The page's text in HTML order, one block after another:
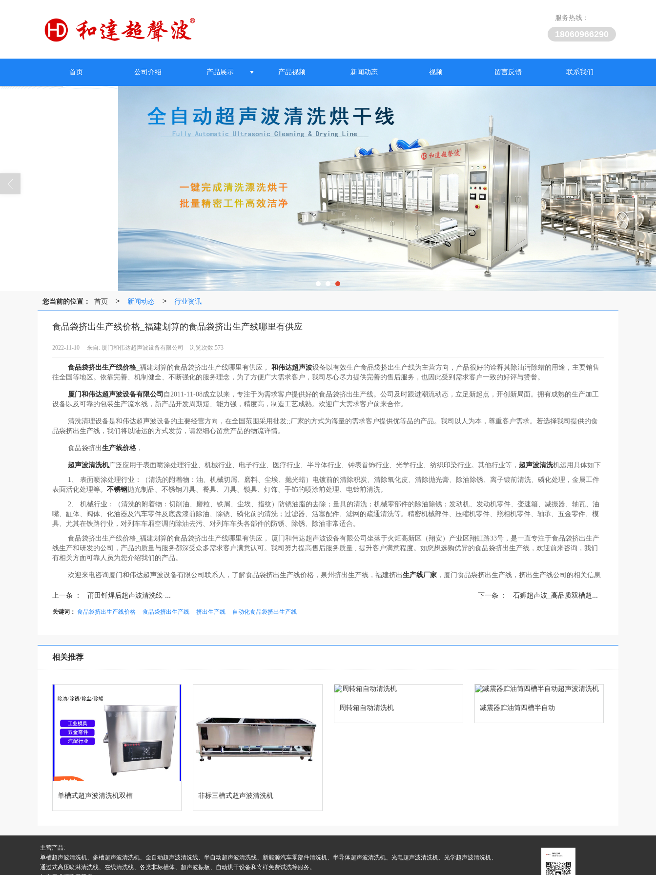
服务热线：
18060966290
首页 公司介绍 产品展示 产品视频 新闻动态 视频 留言反馈 联系我们
您当前的位置： 首页 > 新闻动态 > 行业资讯
食品袋挤出生产线价格_福建划算的食品袋挤出生产线哪里有供应
2022-11-10 来自: 厦门和伟达超声波设备有限公司 浏览次数:573
食品袋挤出生产线价格_福建划算的食品袋挤出生产线哪里有供应， 和伟达超声波设备以有效生产食品袋挤出生产线为主营方向，产品很好的诠释其除油污除蜡的用途，主要销售
往全国等地区。依靠完善、机制健全、不断强化的服务理念，为了方便广大需求客户，我司尽心尽力提供完善的售后服务，也因此受到需求客户一致的好评与赞誉。
厦门和伟达超声波设备有限公司 自2011-11-08成立以来，专注于为需求客户提供好的食品袋挤出生产线。公司及时跟进潮流动态，立足新起点，开创新局面。拥有成熟的生产加工
设备以及可靠的包装生产流水线，新产品开发周期短、能力强，精度高，制造工艺成熟。欢迎广大需求客户前来合作。
清洗清理设备是和伟达超声波设备的主要经营方向，在全国范围采用批发;;厂家的方式为海量的需求客户提供优等品的产品。我司以人为本，尊重客户需求。若选择我司提供的食
品袋挤出生产线，我们将以陆运的方式发货，请您细心留意产品的物流详情。
食品袋挤出生产线价格，
超声波清洗机广泛应用于表面喷涂处理行业、机械行业、电子行业、医疗行业、半导体行业、钟表首饰行业、光学行业、纺织印染行业。其他行业等， 超声波清洗机运用具体如下
1、 表面喷涂处理行业：（清洗的附着物：油、机械切屑、磨料、尘埃、抛光蜡）电镀前的清除积炭、清除氧化皮、清除抛光膏、除油除锈、离子镀前清洗、磷化处理，金属工件
表面活化处理等。 不锈钢抛光制品、不锈钢刀具、餐具、刀具、锁具、灯饰、手饰的喷涂前处理、电镀前清洗。
2、 机械行业：（清洗的附着物：切削油、磨粒、铁屑、尘埃、指纹）防锈油脂的去除；量具的清洗；机械零部件的除油除锈；发动机、发动机零件、变速箱、减振器、轴瓦、油
嘴、缸体、阀体、化油器及汽车零件及底盘漆前除油、除锈、磷化前的清洗；过滤器、活塞配件、滤网的疏通清洗等。精密机械部件、压缩机零件、照相机零件、轴承、五金零件、模
具、尤其在铁路行业，对列车车厢空调的除油去污、对列车车头各部件的防锈、除锈、除油非常适合。
食品袋挤出生产线价格_福建划算的食品袋挤出生产线哪里有供应， 厦门和伟达超声波设备有限公司坐落于火炬高新区（翔安）产业区翔虹路33号，是一直专注于食品袋挤出生产
线生产和研发的公司，产品的质量与服务都深受众多需求客户满意认可。我司努力提高售后服务质量 , 提升客户满意程度。如您想选购优异的食品袋挤出生产线，欢迎前来咨询，我们
有相关方面可靠人员为您介绍我们的产品。
欢迎来电咨询厦门和伟达超声波设备有限公司联系人，了解食品袋挤出生产线价格，泉州挤出生产线，福建挤出生产线厂家，厦门食品袋挤出生产线，挤出生产线公司的相关信息
上一条 ： 莆田钎焊后超声波清洗线-... 下一条 ： 石狮超声波_高品质双槽超...
关键词： 食品袋挤出生产线价格 食品袋挤出生产线 挤出生产线 自动化食品袋挤出生产线
相关推荐
单槽式超声波清洗机双槽 非标三槽式超声波清洗机
周转箱自动清洗机 减震器贮油筒四槽半自动
主营产品:
单槽超声波清洗机、多槽超声波清洗机、全自动超声波清洗线、半自动超声波清洗线、新能源汽车零部件清洗机、半导体超声波清洗机、光电超声波清洗机、光学超声波清洗机、
通过式高压喷淋清洗线、在线清洗线、各类非标槽体、超声波振板、自动烘干设备和寄样免费试洗等服务。